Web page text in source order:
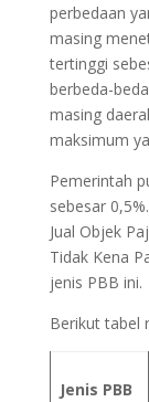
perbedaan
masing
tertinggi
berbeda-
masing
maksimum
Pemerintah
sebesar 0,5%.
Jual Objek
Tidak Kena
jenis PBB ini.
Berikut tabel
Jenis PBB